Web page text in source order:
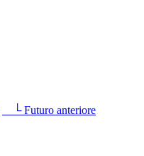
└ Futuro anteriore